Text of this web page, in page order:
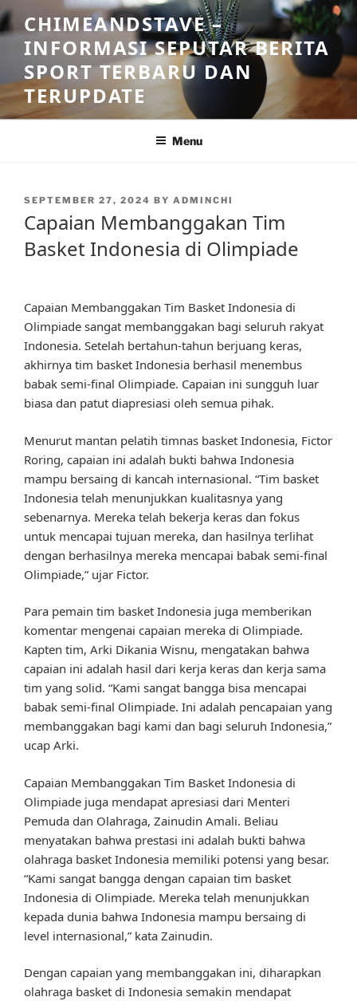
Skip
to
content
CHIMEANDSTAVE –
INFORMASI SEPUTAR BERITA
SPORT TERBARU DAN
TERUPDATE
Menu
POSTED
SEPTEMBER 27, 2024 BY ADMINCHI
Capaian Membanggakan Tim
Basket Indonesia di Olimpiade
Capaian Membanggakan Tim Basket Indonesia di
Olimpiade sangat membanggakan bagi seluruh rakyat
Indonesia. Setelah bertahun-tahun berjuang keras,
akhirnya tim basket Indonesia berhasil menembus
babak semi-final Olimpiade. Capaian ini sungguh luar
biasa dan patut diapresiasi oleh semua pihak.
Menurut mantan pelatih timnas basket Indonesia, Fictor
Roring, capaian ini adalah bukti bahwa Indonesia
mampu bersaing di kancah internasional. “Tim basket
Indonesia telah menunjukkan kualitasnya yang
sebenarnya. Mereka telah bekerja keras dan fokus
untuk mencapai tujuan mereka, dan hasilnya terlihat
dengan berhasilnya mereka mencapai babak semi-final
Olimpiade,” ujar Fictor.
Para pemain tim basket Indonesia juga memberikan
komentar mengenai capaian mereka di Olimpiade.
Kapten tim, Arki Dikania Wisnu, mengatakan bahwa
capaian ini adalah hasil dari kerja keras dan kerja sama
tim yang solid. “Kami sangat bangga bisa mencapai
babak semi-final Olimpiade. Ini adalah pencapaian yang
membanggakan bagi kami dan bagi seluruh Indonesia,”
ucap Arki.
Capaian Membanggakan Tim Basket Indonesia di
Olimpiade juga mendapat apresiasi dari Menteri
Pemuda dan Olahraga, Zainudin Amali. Beliau
menyatakan bahwa prestasi ini adalah bukti bahwa
olahraga basket Indonesia memiliki potensi yang besar.
“Kami sangat bangga dengan capaian tim basket
Indonesia di Olimpiade. Mereka telah menunjukkan
kepada dunia bahwa Indonesia mampu bersaing di
level internasional,” kata Zainudin.
Dengan capaian yang membanggakan ini, diharapkan
olahraga basket di Indonesia semakin mendapat